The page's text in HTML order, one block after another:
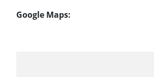
Google Maps: